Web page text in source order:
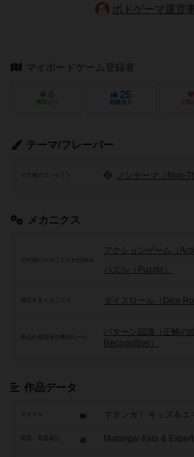
ボドゲーマ運営
マイボードゲーム登録者
6
興味あり
25
経験あり お気
テーマ/フレーバー
その他のコンセプト ノンテーマ（Non-
メカニクス
その他のメカニクスや仕組み
アクションゲーム（
パズル（Puzzle）
頻出するメカニクス ダイスロール（Dice
パターン認識（正解の
Recognition）
作品データ
タイトル マタンガ！ キッズ＆エ
Matanga! Kids & Expert